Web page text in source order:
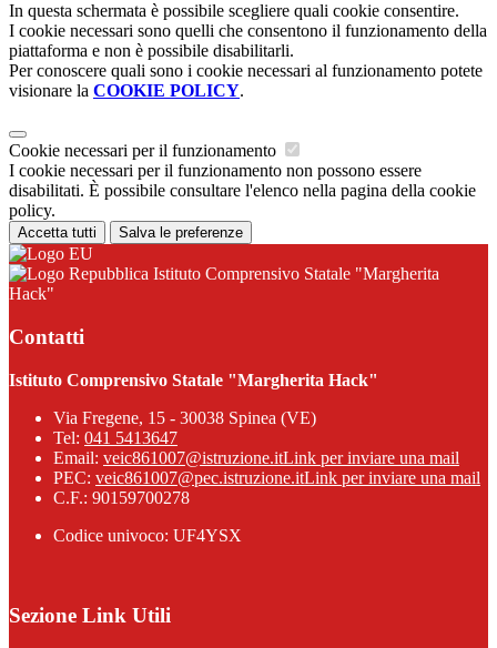
In questa schermata è possibile scegliere quali cookie consentire.
I cookie necessari sono quelli che consentono il funzionamento della
piattaforma e non è possibile disabilitarli.
Per conoscere quali sono i cookie necessari al funzionamento potete
visionare la COOKIE POLICY.
Cookie necessari per il funzionamento
I cookie necessari per il funzionamento non possono essere
disabilitati. È possibile consultare l'elenco nella pagina della cookie
policy.
Accetta tutti Salva le preferenze
Istituto Comprensivo Statale "Margherita
Hack"
Contatti
Istituto Comprensivo Statale "Margherita Hack"
Via Fregene, 15 - 30038 Spinea (VE)
Tel: 041 5413647
Email: veic861007@istruzione.itLink per inviare una mail
PEC: veic861007@pec.istruzione.itLink per inviare una mail
C.F.: 90159700278
Codice univoco: UF4YSX
Sezione Link Utili